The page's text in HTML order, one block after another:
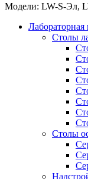
Модели: LW-S-Эл,
Столы
Столы